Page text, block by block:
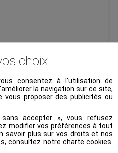
3pièces NC
choix
consentez à l'utilisation de
la navigation sur ce site,
vous proposer des publicités ou
accepter », vous refusez
modifier vos préférences à tout
savoir plus sur vos droits et nos
consultez notre charte cookies